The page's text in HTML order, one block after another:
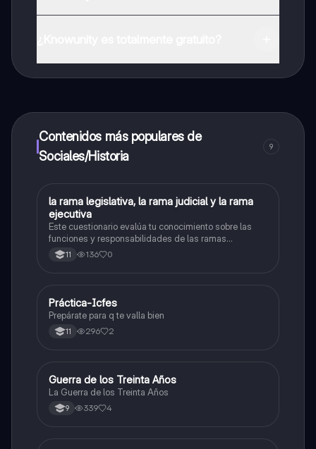
a determinadas funciones.
Contenidos más populares de
Sociales/Historia
9
LSociales/Historia
la rama legislativa, la rama judicial y la rama
ejecutiva
Este cuestionario evalúa tu conocimiento sobre las
funciones y responsabilidades de las ramas
legislativa, judicial y ejecutiva.
11 136 0
Sociales/Historia
Práctica-Icfes
Prepárate para q te valla bien
11 296 2
Sociales/Historia
Guerra de los Treinta Años
La Guerra de los Treinta Años
9 339 4